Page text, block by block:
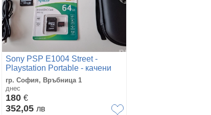
Sony PSP E1004 Street -
Playstation Portable - качени
много игри - хакната
гр. София, Връбница 1
днес
180 €
352,05 лв